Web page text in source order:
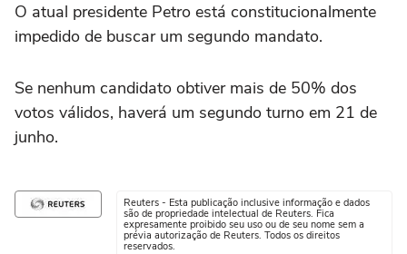
O atual presidente Petro está constitucionalmente
impedido de buscar um segundo mandato.
Se nenhum candidato obtiver mais de 50% dos
votos válidos, haverá um segundo turno em 21 de
junho.
Reuters - Esta publicação inclusive informação e dados
são de propriedade intelectual de Reuters. Fica
expresamente proibido seu uso ou de seu nome sem a
prévia autorização de Reuters. Todos os direitos
reservados.